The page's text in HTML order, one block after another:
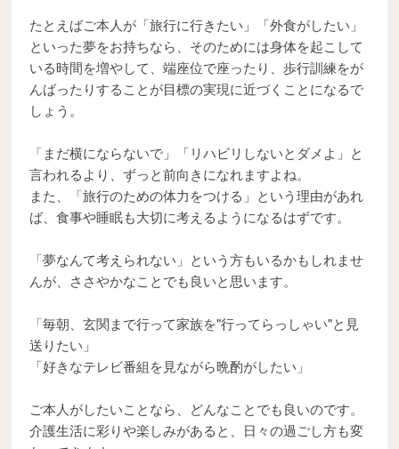
たとえばご本人が「旅行に行きたい」「外食がしたい」
といった夢をお持ちなら、そのためには身体を起こして
いる時間を増やして、端座位で座ったり、歩行訓練をが
んばったりすることが目標の実現に近づくことになるで
しょう。
「まだ横にならないで」「リハビリしないとダメよ」と
言われるより、ずっと前向きになれますよね。
また、「旅行のための体力をつける」という理由があれ
ば、食事や睡眠も大切に考えるようになるはずです。
「夢なんて考えられない」という方もいるかもしれませ
んが、ささやかなことでも良いと思います。
「毎朝、玄関まで行って家族を"行ってらっしゃい"と見
送りたい」
「好きなテレビ番組を見ながら晩酌がしたい」
ご本人がしたいことなら、どんなことでも良いのです。
介護生活に彩りや楽しみがあると、日々の過ごし方も変